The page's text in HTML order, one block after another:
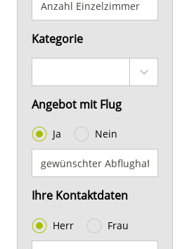
Kategorie
Angebot mit Flug
Ja Nein
Ihre Kontaktdaten
Herr Frau